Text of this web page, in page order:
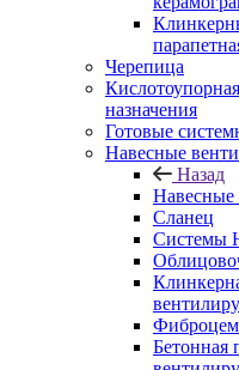
Черепица
назначения
Готовые
Навесные
Назад
Навесные
Сланец
Системы
Бетонная